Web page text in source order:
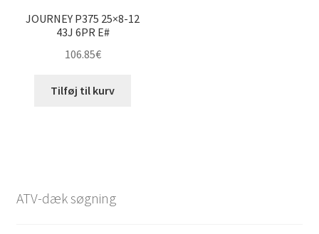
JOURNEY P375 25×8-12
43J 6PR E#
106.85€
Tilføj til kurv
ATV-dæk søgning